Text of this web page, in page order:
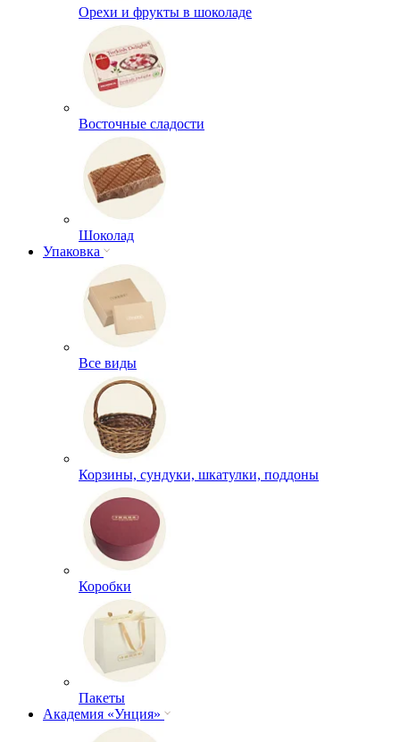
Орехи и фрукты в шоколаде
Восточные сладости
Шоколад
Упаковка
Все виды
Корзины, сундуки, шкатулки, поддоны
Коробки
Пакеты
Академия «Унция»